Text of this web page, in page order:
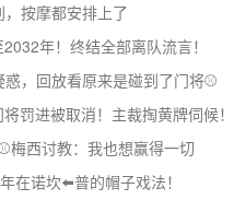
按摩都安排上了
年！终结全部离队流言！
，回放看原来是碰到了门将⚾
罚进被取消！主裁掏黄牌伺候！
梅西讨教：我也想赢得一切
在诺坎⬅️普的帽子戏法！